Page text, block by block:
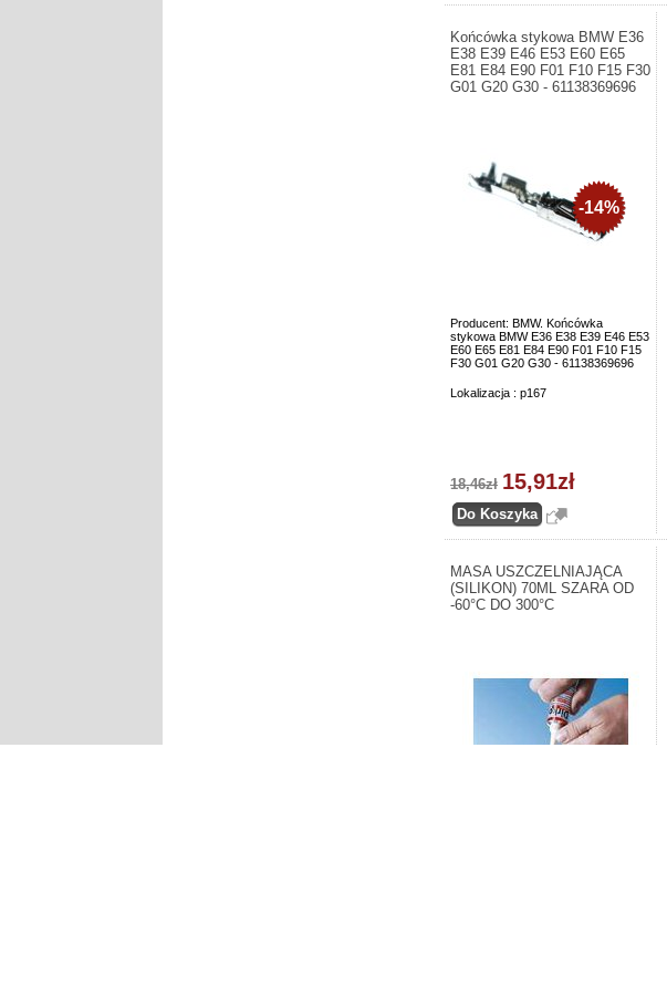
Końcówka stykowa BMW E36
E38 E39 E46 E53 E60 E65
E81 E84 E90 F01 F10 F15 F30
G01 G20 G30 - 61138369696
Producent: BMW. Końcówka
stykowa BMW E36 E38 E39 E46 E53
E60 E65 E81 E84 E90 F01 F10 F15
F30 G01 G20 G30 - 61138369696
Lokalizacja : p167
-14%
18,46zł 15,91zł
MASA USZCZELNIAJĄCA
(SILIKON) 70ML SZARA OD
-60°C DO 300°C